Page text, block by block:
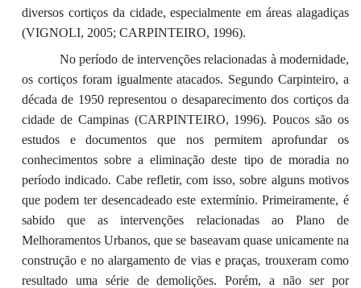
diversos cortiços da cidade, especialmente em áreas alagadiças
(VIGNOLI, 2005; CARPINTEIRO, 1996).
No período de intervenções relacionadas à modernidade,
os cortiços foram igualmente atacados. Segundo Carpinteiro, a
década de 1950 representou o desaparecimento dos cortiços da
cidade de Campinas (CARPINTEIRO, 1996). Poucos são os
estudos e documentos que nos permitem aprofundar os
conhecimentos sobre a eliminação deste tipo de moradia no
período indicado. Cabe refletir, com isso, sobre alguns motivos
que podem ter desencadeado este extermínio. Primeiramente, é
sabido que as intervenções relacionadas ao Plano de
Melhoramentos Urbanos, que se baseavam quase unicamente na
construção e no alargamento de vias e praças, trouxeram como
resultado uma série de demolições. Porém, a não ser por